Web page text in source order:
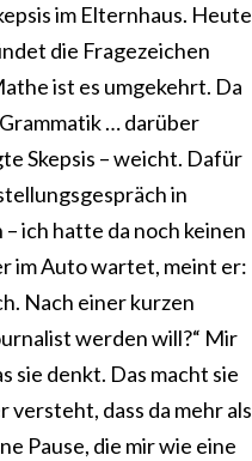
im Elternhaus. Heute
die Fragezeichen
ist es umgekehrt. Da
… darüber
Skepsis – weicht. Dafür
in
ich hatte da noch keinen
im Auto wartet, meint er:
Nach einer kurzen
werden will?“ Mir
sie denkt. Das macht sie
dass da mehr als
Pause, die mir wie eine